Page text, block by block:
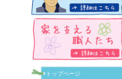
トップページ